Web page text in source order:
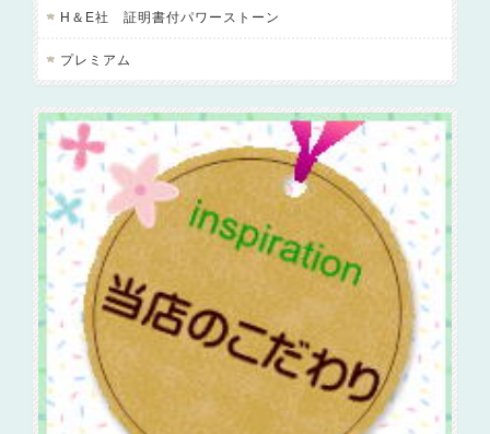
H＆E社 証明書付パワーストーン
プレミアム